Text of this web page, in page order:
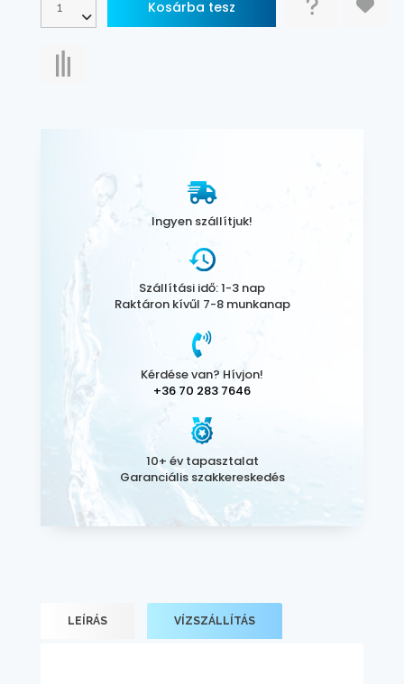
Ingyen szállítjuk!
Szállítási idő: 1-3 nap
Raktáron kívűl 7-8 munkanap
Kérdése van? Hívjon!
+36 70 283 7646
10+ év tapasztalat
Garanciális szakkereskedés
LEÍRÁS VÍZSZÁLLÍTÁS